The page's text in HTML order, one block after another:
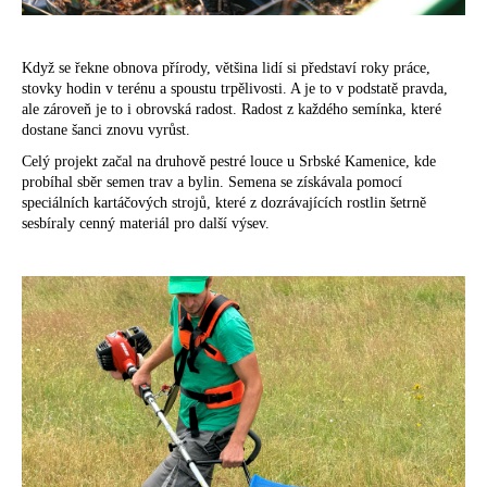
Když se řekne obnova přírody, většina lidí si představí roky práce,
stovky hodin v terénu a spoustu trpělivosti. A je to v podstatě pravda,
ale zároveň je to i obrovská radost. Radost z každého semínka, které
dostane šanci znovu vyrůst.
Celý projekt začal na druhově pestré louce u Srbské Kamenice, kde
probíhal sběr semen trav a bylin. Semena se získávala pomocí
speciálních kartáčových strojů, které z dozrávajících rostlin šetrně
sesbíraly cenný materiál pro další výsev.
j
í
t
?
D
o
p
o
r
u